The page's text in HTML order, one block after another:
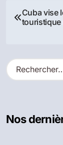
l’article
Cuba vise
touristique
R
e
rNos